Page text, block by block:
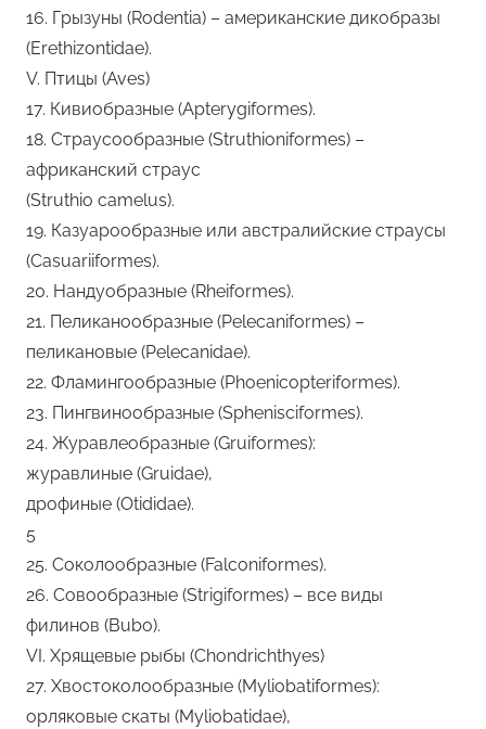
16. Грызуны (Rodentia) – американские дикобразы
(Erethizontidae).
V. Птицы (Aves)
17. Кивиобразные (Apterygiformes).
18. Cтраусообразные (Struthioniformes) –
африканский страус
(Struthio camelus).
19. Казуарообразные или австралийские страусы
(Casuariiformes).
20. Нандуобразные (Rheiformes).
21. Пеликанообразные (Pelecaniformes) –
пеликановые (Pelecanidae).
22. Фламингообразные (Phoenicopteriformes).
23. Пингвинообразные (Sphenisciformes).
24. Журавлеобразные (Gruiformes):
журавлиные (Gruidae),
дрофиные (Otididae).
5
25. Соколообразные (Falconiformes).
26. Совообразные (Strigiformes) – все виды
филинов (Bubo).
VI. Хрящевые рыбы (Chondrichthyes)
27. Хвостоколообразные (Myliobatiformes):
орляковые скаты (Myliobatidae),